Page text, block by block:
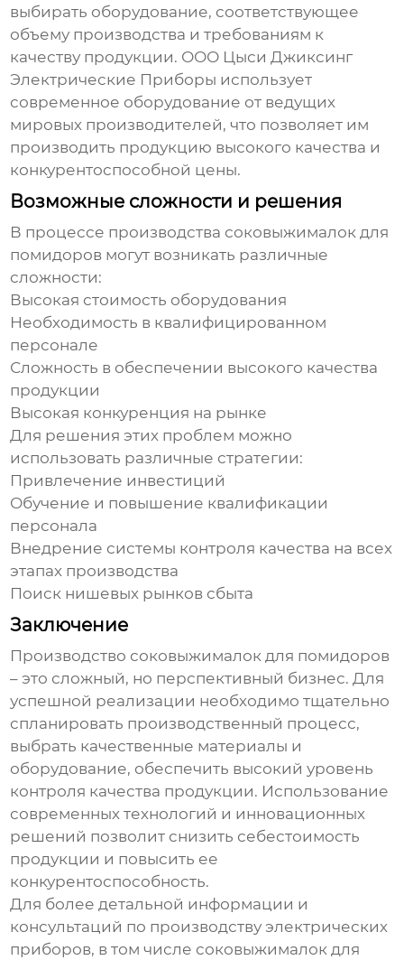
выбирать оборудование, соответствующее
объему производства и требованиям к
качеству продукции. ООО Цыси Джиксинг
Электрические Приборы использует
современное оборудование от ведущих
мировых производителей, что позволяет им
производить продукцию высокого качества и
конкурентоспособной цены.
Возможные сложности и решения
В процессе производства соковыжималок для
помидоров могут возникать различные
сложности:
Высокая стоимость оборудования
Необходимость в квалифицированном
персонале
Сложность в обеспечении высокого качества
продукции
Высокая конкуренция на рынке
Для решения этих проблем можно
использовать различные стратегии:
Привлечение инвестиций
Обучение и повышение квалификации
персонала
Внедрение системы контроля качества на всех
этапах производства
Поиск нишевых рынков сбыта
Заключение
Производство соковыжималок для помидоров
– это сложный, но перспективный бизнес. Для
успешной реализации необходимо тщательно
спланировать производственный процесс,
выбрать качественные материалы и
оборудование, обеспечить высокий уровень
контроля качества продукции. Использование
современных технологий и инновационных
решений позволит снизить себестоимость
продукции и повысить ее
конкурентоспособность.
Для более детальной информации и
консультаций по производству электрических
приборов, в том числе соковыжималок для